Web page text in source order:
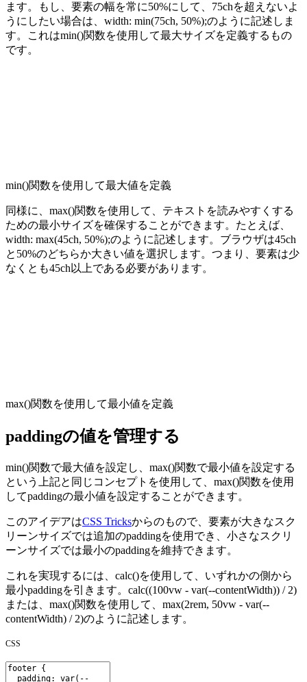
ます。もし、要素の幅を常に50%にして、 75chを超えないよ
うにしたい場合は、 width: min(75ch, 50%);のように記述しま
す。これはmin()関数を使用して最大サイズを定義するもの
です。
min()関数を使用して最大値を定義
同様に、 max()関数を使用して、テキストを読みやすくする
ための最小サイズを確保することができます。たとえば、
width: max(45ch, 50%);のように記述します。ブラウザは45ch
と 50%のどちらか大きい値を選択します。つまり、要素は少
なくとも45ch 以上である必要があります。
max()関数を使用して最小値を定義
paddingの値を管理する
min()関数で最大値を設定し、 max()関数で最小値を設定する
という上記と同じコンセプトを使用して、 max()関数を使用
してpaddingの最小値を設定することができます。
このアイデアはCSS Tricksからのもので、要素が大きなスク
リーンサイズでは追加のpaddingを使用でき、小さなスクリ
ーンサイズでは最小のpaddingを維持できます。
これを実現するには、 calc()を使用して、いずれかの側から
最小paddingを引きます。 calc((100vw - var(--contentWidth)) / 2)
または、 max()関数を使用して、 max(2rem, 50vw - var(--
contentWidth) / 2)のように記述します。
CSS